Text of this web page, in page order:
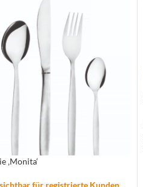
‚Monita‘
für registrierte Kunden